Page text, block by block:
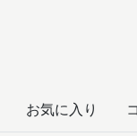
お気に入り